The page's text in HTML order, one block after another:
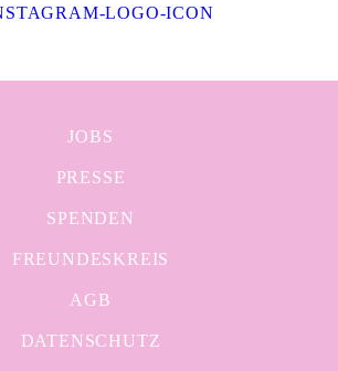
JOBS
PRESSE
SPENDEN
FREUNDESKREIS
AGB
DATENSCHUTZ